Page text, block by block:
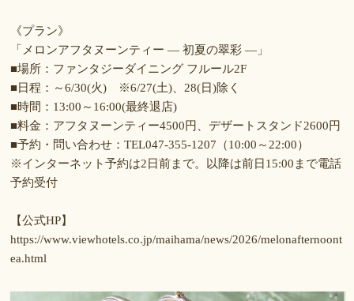
《プラン》
「メロンアフタヌーンティー ― 初夏の翠彩 ―」
■場所：ファンタジーダイニング フルール2F
■日程：～6/30(火) ※6/27(土)、28(日)除く
■時間：13:00～16:00(最終退店)
■料金：アフタヌーンティー4500円、デザートスタンド2600円
■予約・問い合わせ：TEL047-355-1207（10:00～22:00）
※インターネット予約は2日前まで。以降は前日15:00まで電話
予約受付
【公式HP】
https://www.viewhotels.co.jp/maihama/news/2026/melonafternoont
ea.html